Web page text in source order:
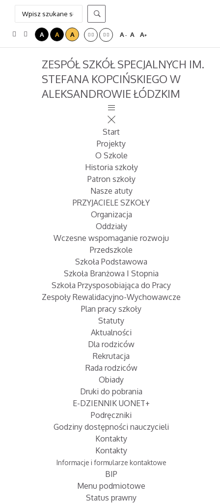
A A A A- A A+
ZESPÓŁ SZKÓŁ SPECJALNYCH IM.
STEFANA KOPCIŃSKIEGO W
ALEKSANDROWIE ŁÓDZKIM
Start
Projekty
O Szkole
Historia szkoły
Patron szkoły
Nasze atuty
PRZYJACIELE SZKOŁY
Organizacja
Oddziały
Wczesne wspomaganie rozwoju
Przedszkole
Szkoła Podstawowa
Szkoła Branżowa I Stopnia
Szkoła Przysposobiająca do Pracy
Zespoły Rewalidacyjno-Wychowawcze
Plan pracy szkoły
Statuty
Aktualności
Dla rodziców
Rekrutacja
Rada rodziców
Obiady
Druki do pobrania
E-DZIENNIK UONET+
Podręczniki
Godziny dostępności nauczycieli
Kontakty
Kontakty
Informacje i formularze kontaktowe
BIP
Menu podmiotowe
Status prawny